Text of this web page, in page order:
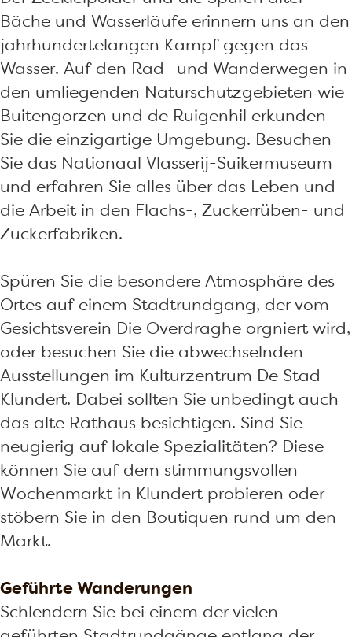
Bäche und Wasserläufe erinnern uns an den
jahrhundertelangen Kampf gegen das
Wasser. Auf den Rad- und Wanderwegen in
den umliegenden Naturschutzgebieten wie
Buitengorzen und de Ruigenhil erkunden
Sie die einzigartige Umgebung. Besuchen
Sie das Nationaal Vlasserij-Suikermuseum
und erfahren Sie alles über das Leben und
die Arbeit in den Flachs-, Zuckerrüben- und
Zuckerfabriken.
Spüren Sie die besondere Atmosphäre des
Ortes auf einem Stadtrundgang, der vom
Gesichtsverein Die Overdraghe orgniert wird,
oder besuchen Sie die abwechselnden
Ausstellungen im Kulturzentrum De Stad
Klundert. Dabei sollten Sie unbedingt auch
das alte Rathaus besichtigen. Sind Sie
neugierig auf lokale Spezialitäten? Diese
können Sie auf dem stimmungsvollen
Wochenmarkt in Klundert probieren oder
stöbern Sie in den Boutiquen rund um den
Markt.
Geführte Wanderungen
Schlendern Sie bei einem der vielen